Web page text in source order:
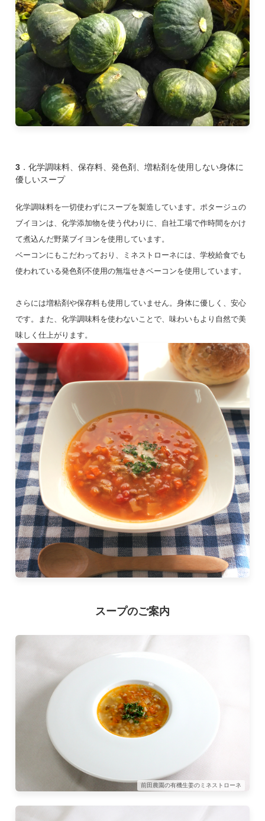
3．化学調味料、保存料、発色剤、増粘剤を使用しない身体に
優しいスープ
化学調味料を一切使わずにスープを製造しています。ポタージュの
ブイヨンは、化学添加物を使う代わりに、自社工場で作時間をかけ
て煮込んだ野菜ブイヨンを使用しています。
ベーコンにもこだわっており、ミネストローネには、学校給食でも
使われている発色剤不使用の無塩せきベーコンを使用しています。
さらには増粘剤や保存料も使用していません。身体に優しく、安心
です。また、化学調味料を使わないことで、味わいもより自然で美
味しく仕上がります。
スープのご案内
前田農園の有機生姜のミネストローネ